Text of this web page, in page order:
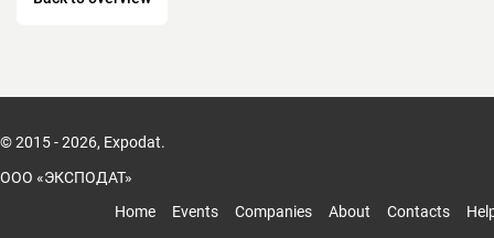
© 2015 - 2026, Expodat.
ООО «ЭКСПОДАТ»
Home
Events Companies About Contacts